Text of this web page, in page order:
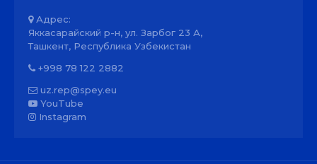
Адрес:
Яккасарайский р-н, ул. Зарбог 23 А,
Ташкент, Республика Узбекистан
+998 78 122 2882
uz.rep@spey.eu
YouTube
Instagram